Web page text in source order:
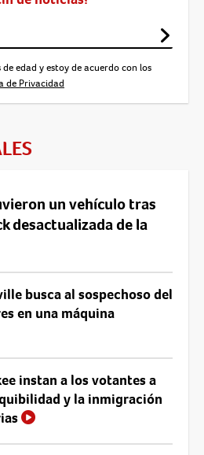
edad y estoy de acuerdo con los
de Privacidad
un vehículo tras
desactualizada de la
busca al sospechoso del
en una máquina
instan a los votantes a
y la inmigración